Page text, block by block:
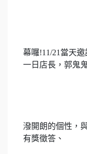
盛
幕囉!11/21當天
一日店
著逆
潑開朗的個性，
有